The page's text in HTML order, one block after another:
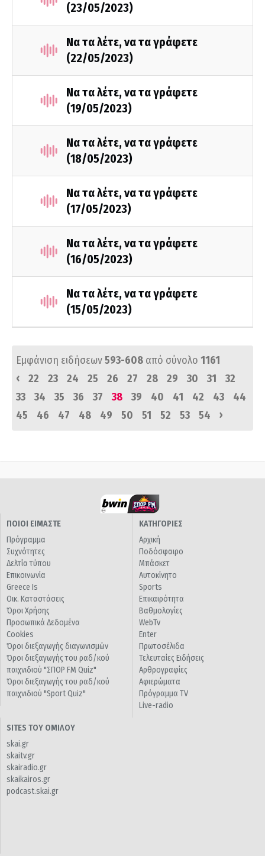
(23/05/2023)
Να τα λέτε, να τα γράφετε
(22/05/2023)
Να τα λέτε, να τα γράφετε
(19/05/2023)
Να τα λέτε, να τα γράφετε
(18/05/2023)
Να τα λέτε, να τα γράφετε
(17/05/2023)
Να τα λέτε, να τα γράφετε
(16/05/2023)
Να τα λέτε, να τα γράφετε
(15/05/2023)
Εμφάνιση ειδήσεων593-608 από σύνολο 1161
‹
22 23 24 25 26 27 28 29 30 31
32
33
34 35 36 37 38 39 40 41 42 43
44
45
46 47 48 49 50 51 52 53 54 ›
ΠΟΙΟΙ ΕΙΜΑΣΤΕ
Πρόγραμμα
Συχνότητες
Δελτία τύπου
Επικοινωνία
Greece Is
Οικ. Καταστάσεις
Όροι Χρήσης
Προσωπικά Δεδομένα
Cookies
Όροι διεξαγωγής διαγωνισμών
Όροι διεξαγωγής του ραδ/κού
παιχνιδιού "ΣΠΟΡ FM Quiz"
Όροι διεξαγωγής του ραδ/κού
παιχνιδιού "Sport Quiz"
ΚΑΤΗΓΟΡΙΕΣ
Αρχική
Ποδόσφαιρο
Μπάσκετ
Αυτοκίνητο
Sports
Επικαιρότητα
Βαθμολογίες
WebTv
Enter
Πρωτοσέλιδα
Τελευταίες Ειδήσεις
Αρθρογραφίες
Αφιερώματα
Πρόγραμμα TV
Live-radio
SITES ΤΟΥ ΟΜΙΛΟΥ
skai.gr
skaitv.gr
skairadio.gr
skaikairos.gr
podcast.skai.gr